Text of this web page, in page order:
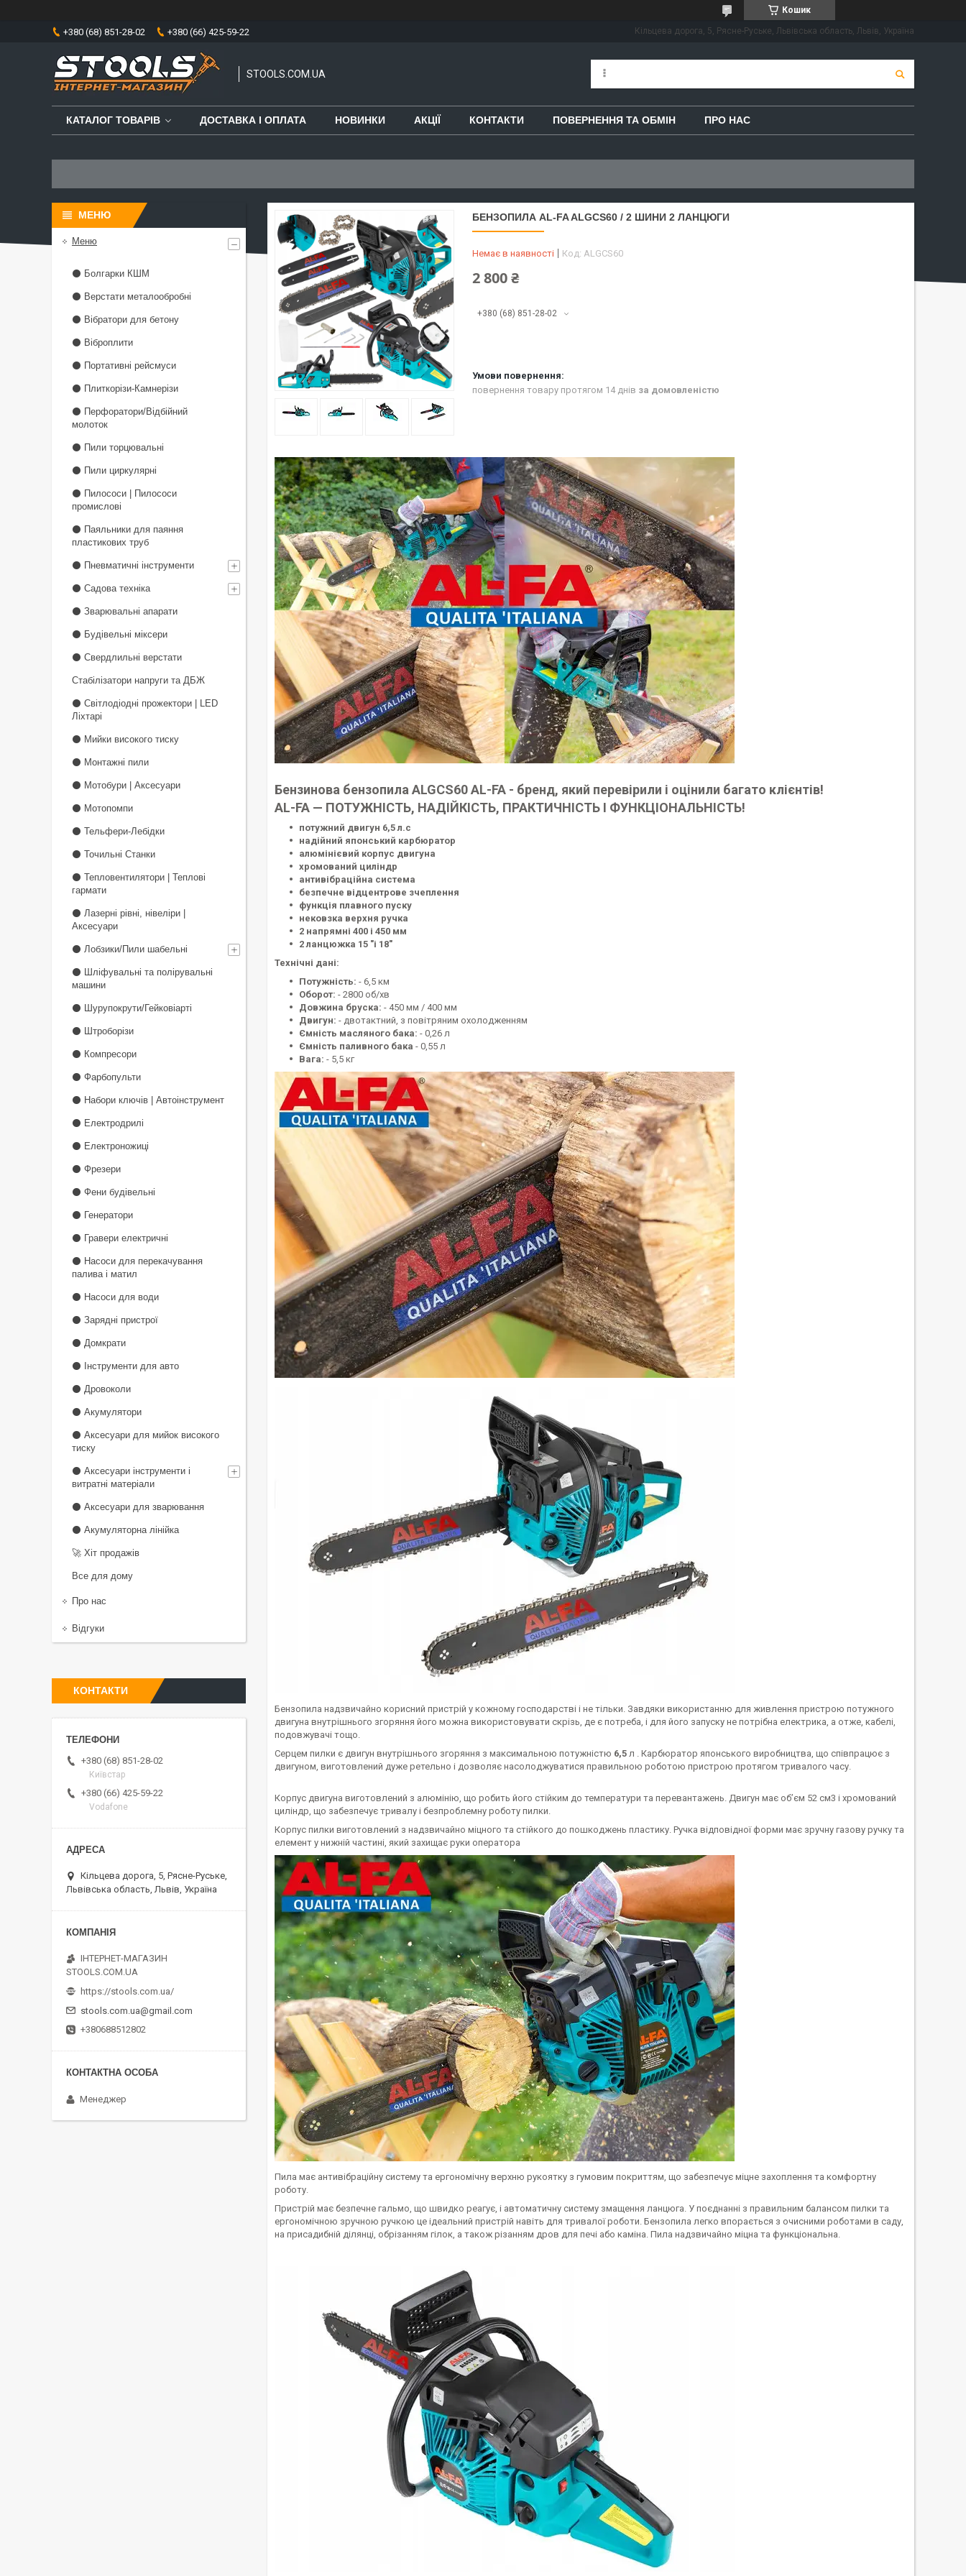
Кошик
+380 (68) 851-28-02 +380 (66) 425-59-22 Кільцева дорога, 5, Рясне-Руське, Львівська область, Львів, Україна
STOOLS.COM.UA
КАТАЛОГ ТОВАРІВ ДОСТАВКА І ОПЛАТА НОВИНКИ АКЦІЇ КОНТАКТИ ПОВЕРНЕННЯ ТА ОБМІН ПРО НАС
БЕНЗОПИЛА AL-FA ALGCS60 / 2 ШИНИ 2 ЛАНЦЮГИ
Немає в наявності Код: ALGCS60
2 800 ₴
+380 (68) 851-28-02
повернення товару протягом 14 днів за домовленістю
Бензинова бензопила ALGCS60 AL-FA - бренд, який перевірили і оцінили багато клієнтів!
AL-FA — ПОТУЖНІСТЬ, НАДІЙКІСТЬ, ПРАКТИЧНІСТЬ І ФУНКЦІОНАЛЬНІСТЬ!
потужний двигун 6,5 л.с
надійний японський карбюратор
алюмінієвий корпус двигуна
хромований циліндр
антивібраційна система
безпечне відцентрове зчеплення
функція плавного пуску
нековзка верхня ручка
2 напрямні 400 і 450 мм
2 ланцюжка 15 "і 18"
Технічні дані:
Потужність: - 6,5 км
Оборот: - 2800 об/хв
Довжина бруска: - 450 мм / 400 мм
Двигун: - двотактний, з повітряним охолодженням
Ємність масляного бака: - 0,26 л
Ємність паливного бака - 0,55 л
Вага: - 5,5 кг
Бензопила надзвичайно корисний пристрій у кожному господарстві і не тільки. Завдяки використанню для живлення пристрою потужного
двигуна внутрішнього згоряння його можна використовувати скрізь, де є потреба, і для його запуску не потрібна електрика, а отже, кабелі,
подовжувачі тощо.
Серцем пилки є двигун внутрішнього згоряння з максимальною потужністю 6,5 л . Карбюратор японського виробництва, що співпрацює з
двигуном, виготовлений дуже ретельно і дозволяє насолоджуватися правильною роботою пристрою протягом тривалого часу.
Корпус двигуна виготовлений з алюмінію, що робить його стійким до температури та перевантажень. Двигун має об’єм 52 см3 і хромований
циліндр, що забезпечує тривалу і безпроблемну роботу пилки.
Корпус пилки виготовлений з надзвичайно міцного та стійкого до пошкоджень пластику. Ручка відповідної форми має зручну газову ручку та
елемент у нижній частині, який захищає руки оператора
Пила має антивібраційну систему та ергономічну верхню рукоятку з гумовим покриттям, що забезпечує міцне захоплення та комфортну
роботу.
Пристрій має безпечне гальмо, що швидко реагує, і автоматичну систему змащення ланцюга. У поєднанні з правильним балансом пилки та
ергономічною зручною ручкою це ідеальний пристрій навіть для тривалої роботи. Бензопила легко впорається з очисними роботами в саду,
на присадибній ділянці, обрізанням гілок, а також різанням дров для печі або каміна. Пила надзвичайно міцна та функціональна.
Меню
⚫ Болгарки КШМ
⚫ Верстати металообробні
⚫ Вібратори для бетону
⚫ Віброплити
⚫ Портативні рейсмуси
⚫ Плиткорізи-Камнерізи
⚫ Перфоратори/Відбійний
молоток
⚫ Пили торцювальні
⚫ Пили циркулярні
⚫ Пилососи | Пилососи
промислові
⚫ Паяльники для паяння
пластикових труб
⚫ Пневматичні інструменти
⚫ Садова техніка
⚫ Зварювальні апарати
⚫ Будівельні міксери
⚫ Свердлильні верстати
Стабілізатори напруги та ДБЖ
⚫ Світлодіодні прожектори | LED
Ліхтарі
⚫ Мийки високого тиску
⚫ Монтажні пили
⚫ Мотобури | Аксесуари
⚫ Мотопомпи
⚫ Тельфери-Лебідки
⚫ Точильні Станки
⚫ Тепловентилятори | Теплові
гармати
⚫ Лазерні рівні, нівеліри |
Аксесуари
⚫ Лобзики/Пили шабельні
⚫ Шліфувальні та полірувальні
машини
⚫ Шурупокрути/Гейковіарті
⚫ Штроборізи
⚫ Компресори
⚫ Фарбопульти
⚫ Набори ключів | Автоінструмент
⚫ Електродрилі
⚫ Електроножиці
⚫ Фрезери
⚫ Фени будівельні
⚫ Генератори
⚫ Гравери електричні
⚫ Насоси для перекачування
палива і матил
⚫ Насоси для води
⚫ Зарядні пристрої
⚫ Домкрати
⚫ Інструменти для авто
⚫ Дровоколи
⚫ Акумулятори
⚫ Аксесуари для мийок високого
тиску
⚫ Аксесуари інструменти і
витратні матеріали
⚫ Аксесуари для зварювання
⚫ Акумуляторна лінійка
🚀 Хіт продажів
Все для дому
Про нас
Відгуки
КОНТАКТИ
+380 (68) 851-28-02
Київстар
+380 (66) 425-59-22
Vodafone
Кільцева дорога, 5, Рясне-Руське,
Львівська область, Львів, Україна
ІНТЕРНЕТ-МАГАЗИН
STOOLS.COM.UA
https://stools.com.ua/
stools.com.ua@gmail.com
+380688512802
Менеджер